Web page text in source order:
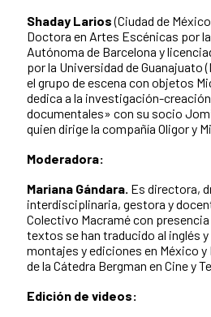
Shaday Larios(Ciudad de
Doctora en Artes Escénicas por
Autónoma de Barcelona y
por la Universidad de Guanajuato
el grupo de escena con objetos
dedica a la investigación-
documentales» con su socio
quien dirige la compañía Oligor y
Moderadora:
Mariana Gándara. Es directora,
interdisciplinaria, gestora y
Colectivo Macramé con presencia
textos se han traducido al inglés
montajes y ediciones en México
de la Cátedra Bergman en Cine y
Edición de videos: